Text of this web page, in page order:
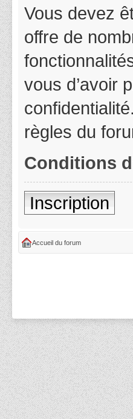
Vous devez
offre de
vous d’avoir
règles du
Conditions
Inscription
Accueil du forum